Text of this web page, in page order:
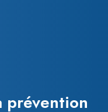
prévention